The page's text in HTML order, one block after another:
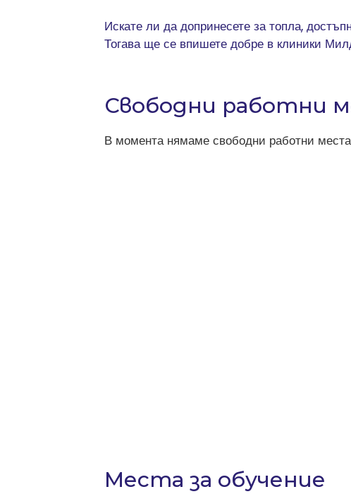
Искате ли да допринесете за топла,
Тогава ще се впишете добре в клиники
Свободни работни
В момента нямаме свободни работни
Места за обучение